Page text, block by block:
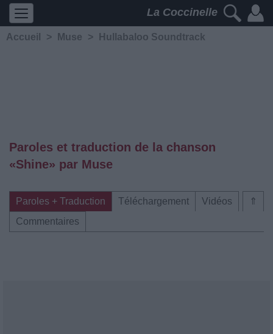
La Coccinelle
Accueil > Muse > Hullabaloo Soundtrack
Paroles et traduction de la chanson
«Shine» par Muse
⇑
Paroles + Traduction Téléchargement
Vidéos
Commentaires